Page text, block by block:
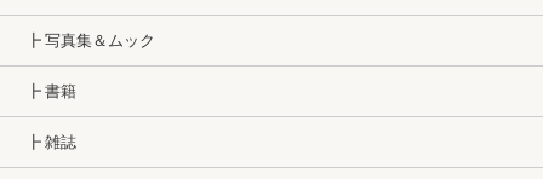
┣ 写真集＆ムック
┣ 書籍
┣ 雑誌